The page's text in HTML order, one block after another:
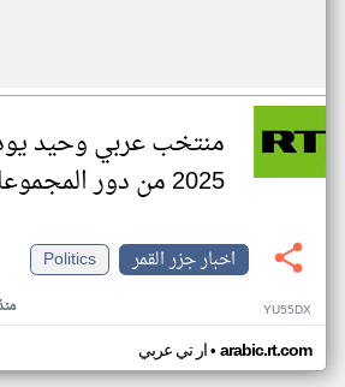
منتخب عربي وحيد
2025 من دور المجموعات
اخبار جزر القمر
Politics
منذ ٧ YU55DX
ار تي عربي• arabic.rt.com